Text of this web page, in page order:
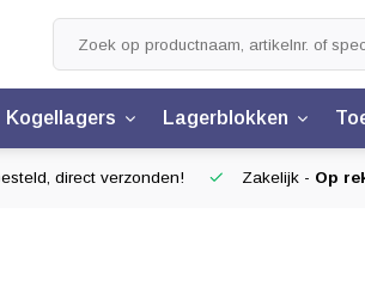
Kogellagers Lagerblokken
direct verzonden! Zakelijk - Op